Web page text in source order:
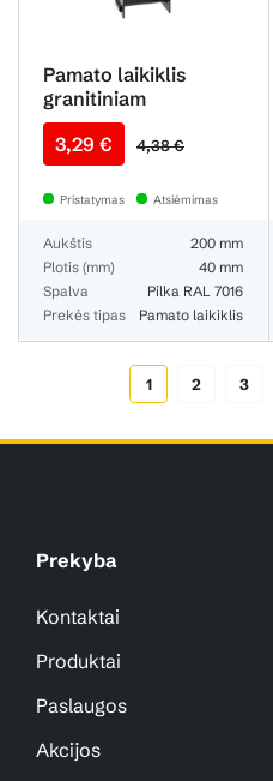
Pamato laikiklis
granitiniam
pamatėliui
40x200mm metalinis
3,29 € 4,38 €
Pristatymas Atsiėmimas
Aukštis
200 mm
Plotis (mm)
40 mm
Spalva
Pilka RAL 7016
Prekės tipas
Pamato laikiklis
1 2 3
Prekyba
Kontaktai
Produktai
Paslaugos
Akcijos